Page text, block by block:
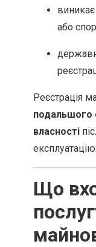
або
Реєстрація
подальшого
власності
експлуатацію.
Що